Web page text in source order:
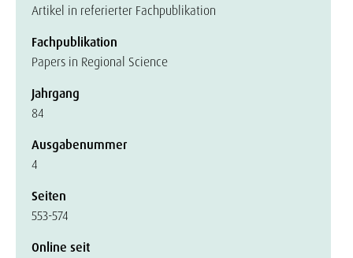
Artikel in referierter Fachpublikation
Fachpublikation
Papers in Regional Science
Jahrgang
84
Ausgabenummer
4
Seiten
553-574
Online seit